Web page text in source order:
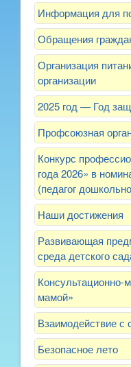
Информация для
Обращения
Организация
организации
2025 год — Год
Профсоюзная
Конкурс
года 2026» в
(педагог
Наши достижения
Развивающая
среда детского
Консультационно-
мамой»
Взаимодействие
Безопасное лето